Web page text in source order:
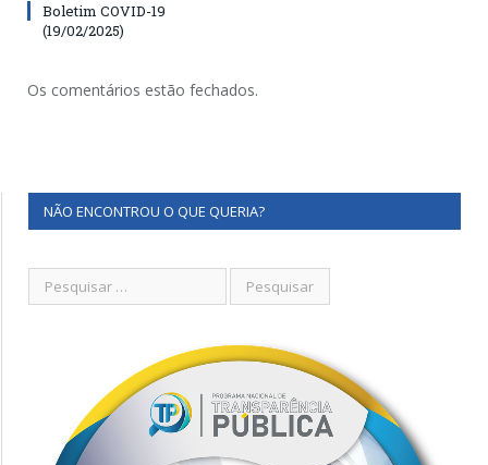
Boletim COVID-19
(19/02/2025)
Os comentários estão fechados.
NÃO ENCONTROU O QUE QUERIA?